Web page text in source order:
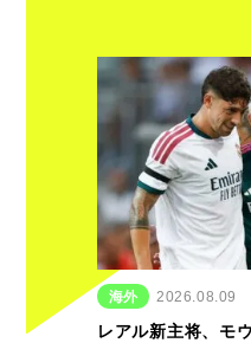
海外 2026.08.09
レアル新主将、モ